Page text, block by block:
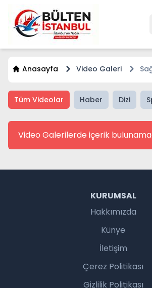
Anasayfa Video Galeri
Tüm Videolar Haber Dizi
Video Galerilerde içerik
KURUMSAL
Hakkımızda
Künye
İletişim
Çerez Politikası
Gizlilik Politikası